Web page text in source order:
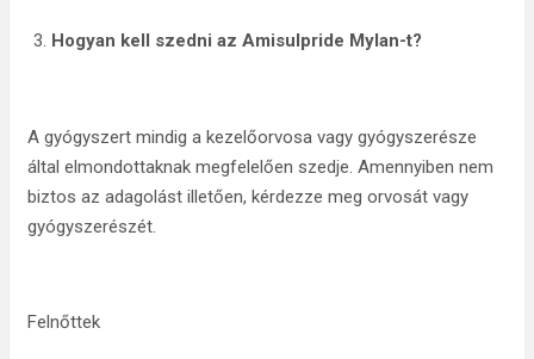
Hogyan kell szedni az Amisulpride Mylan-t?
A gyógyszert mindig a kezelőorvosa vagy gyógyszerésze
által elmondottaknak megfelelően szedje. Amennyiben nem
biztos az adagolást illetően, kérdezze meg orvosát vagy
gyógyszerészét.
Felnőttek